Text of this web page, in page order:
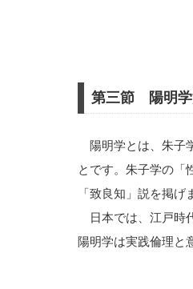
第三節 陽明
陽明学とは、朱子
とです。朱子学の「
「致良知」説を掲
日本では、江戸時
陽明学は実践倫理と